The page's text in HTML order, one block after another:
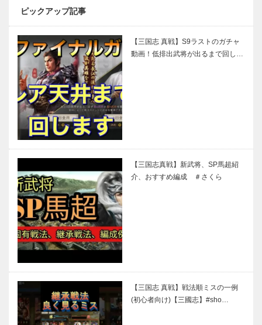
ピックアップ記事
【三国志 真戦】S9ラストのガチャ
動画！低排出武将が出るまで回し…
【三国志真戦】新武将、SP馬超紹
介、おすすめ編成 ＃さくら
【三国志 真戦】戦法順ミスの一例
(初心者向け)【三國志】#sho…